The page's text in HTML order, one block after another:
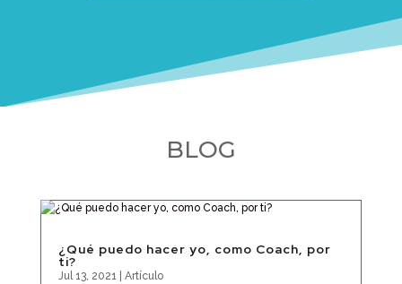
BLOG
¿Qué puedo hacer yo, como Coach, por
ti?
Jul 13, 2021
Artículo